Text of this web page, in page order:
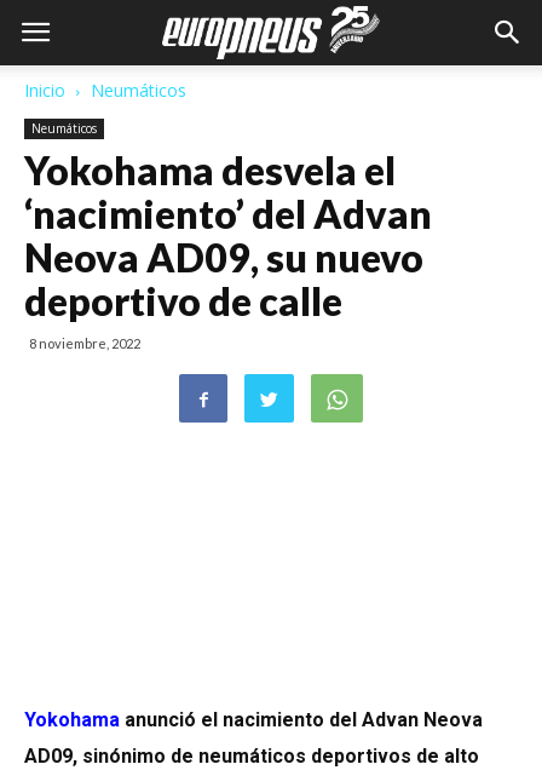
Inicio Neumáticos
Neumáticos
Yokohama desvela el
‘nacimiento’ del Advan
Neova AD09, su nuevo
deportivo de calle
8 noviembre, 2022
Yokohama anunció el nacimiento del Advan Neova
AD09, sinónimo de neumáticos deportivos de alto